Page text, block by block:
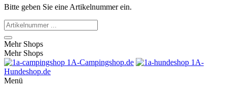
Bitte geben Sie eine Artikelnummer ein.
Mehr Shops
Mehr Shops
1A-Campingshop.de
1A-
Hundeshop.de
Menü